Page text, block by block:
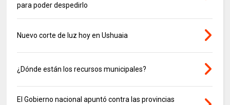
para poder despedirlo
Nuevo corte de luz hoy en Ushuaia
¿Dónde están los recursos municipales?
El Gobierno nacional apuntó contra las provincias